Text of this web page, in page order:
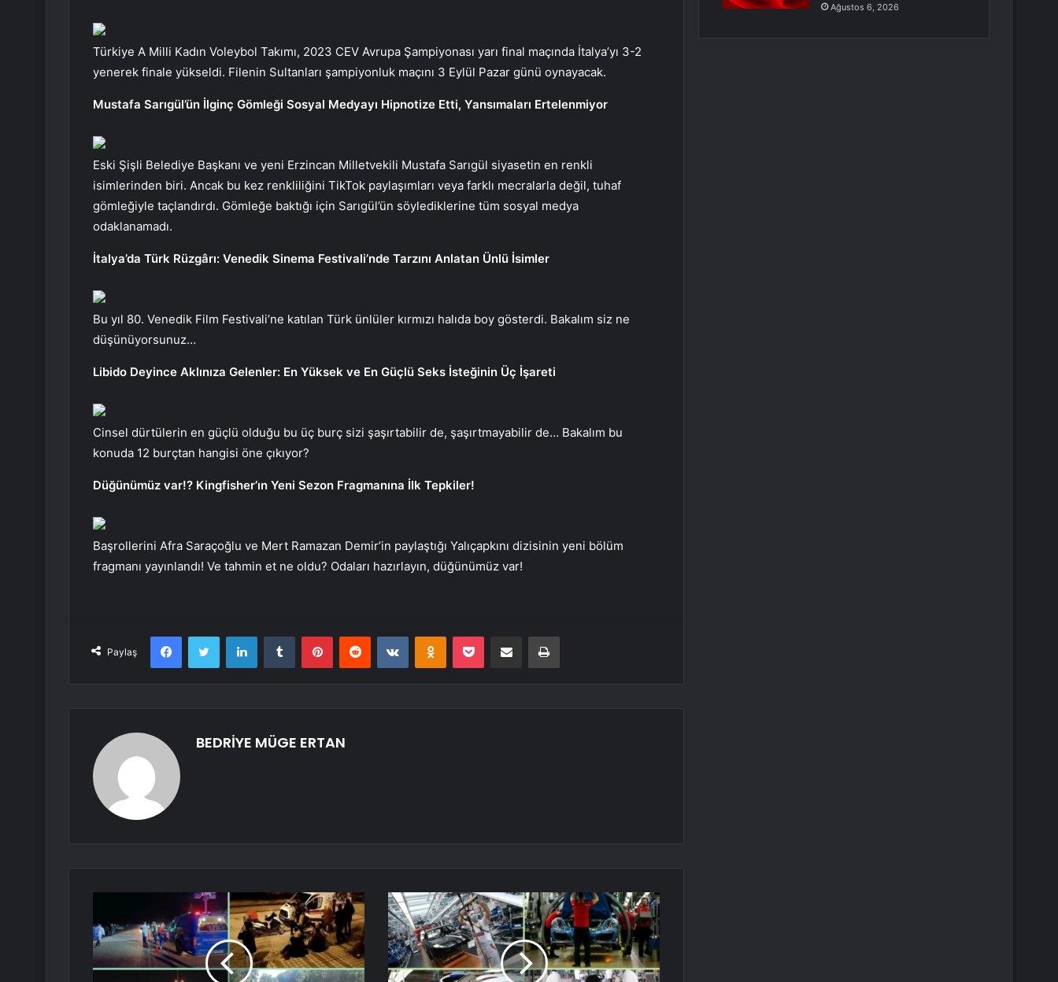
Türkiye A Milli Kadın Voleybol Takımı, 2023 CEV Avrupa Şampiyonası yarı final maçında İtalya’yı 3-2
yenerek finale yükseldi. Filenin Sultanları şampiyonluk maçını 3 Eylül Pazar günü oynayacak.
Mustafa Sarıgül’ün İlginç Gömleği Sosyal Medyayı Hipnotize Etti, Yansımaları Ertelenmiyor
Eski Şişli Belediye Başkanı ve yeni Erzincan Milletvekili Mustafa Sarıgül siyasetin en renkli
isimlerinden biri. Ancak bu kez renkliliğini TikTok paylaşımları veya farklı mecralarla değil, tuhaf
gömleğiyle taçlandırdı. Gömleğe baktığı için Sarıgül’ün söylediklerine tüm sosyal medya
odaklanamadı.
İtalya’da Türk Rüzgârı: Venedik Sinema Festivali’nde Tarzını Anlatan Ünlü İsimler
Bu yıl 80. Venedik Film Festivali’ne katılan Türk ünlüler kırmızı halıda boy gösterdi. Bakalım siz ne
düşünüyorsunuz…
Libido Deyince Aklınıza Gelenler: En Yüksek ve En Güçlü Seks İsteğinin Üç İşareti
Cinsel dürtülerin en güçlü olduğu bu üç burç sizi şaşırtabilir de, şaşırtmayabilir de… Bakalım bu
konuda 12 burçtan hangisi öne çıkıyor?
Düğünümüz var!? Kingfisher’ın Yeni Sezon Fragmanına İlk Tepkiler!
Başrollerini Afra Saraçoğlu ve Mert Ramazan Demir’in paylaştığı Yalıçapkını dizisinin yeni bölüm
fragmanı yayınlandı! Ve tahmin et ne oldu? Odaları hazırlayın, düğünümüz var!
Paylaş
FacebookTwitter LinkedInTumblr PinterestReddit VKontakteOdnoklassniki
Pocket E-Posta ile paylaş Yazdır
BEDRİYE MÜGE ERTAN
Ağustos 6, 2026